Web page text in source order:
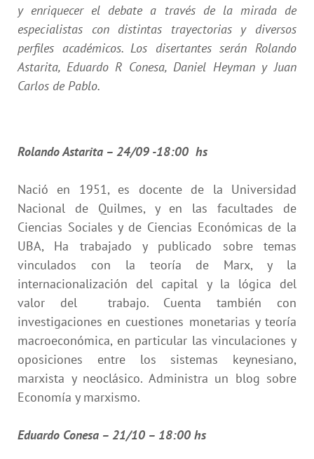
y enriquecer el debate a través de la mirada de
especialistas con distintas trayectorias y diversos
perfiles académicos. Los disertantes serán Rolando
Astarita, Eduardo R Conesa, Daniel Heyman y Juan
Carlos de Pablo.
Rolando Astarita – 24/09 -18:00 hs
Nació en 1951, es docente de la Universidad
Nacional de Quilmes, y en las facultades de
Ciencias Sociales y de Ciencias Económicas de la
UBA, Ha trabajado y publicado sobre temas
vinculados con la teoría de Marx, y la
internacionalización del capital y la lógica del
valor del trabajo. Cuenta también con
investigaciones en cuestiones monetarias y teoría
macroeconómica, en particular las vinculaciones y
oposiciones entre los sistemas keynesiano,
marxista y neoclásico. Administra un blog sobre
Economía y marxismo.
Eduardo Conesa – 21/10 – 18:00 hs